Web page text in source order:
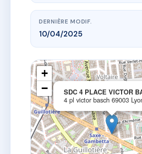
DERNIÈRE MODIF.
10/04/2025
SDC 4 PLACE VICTOR
4 pl victor basch 69003
+
−